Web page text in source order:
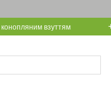
взуттям